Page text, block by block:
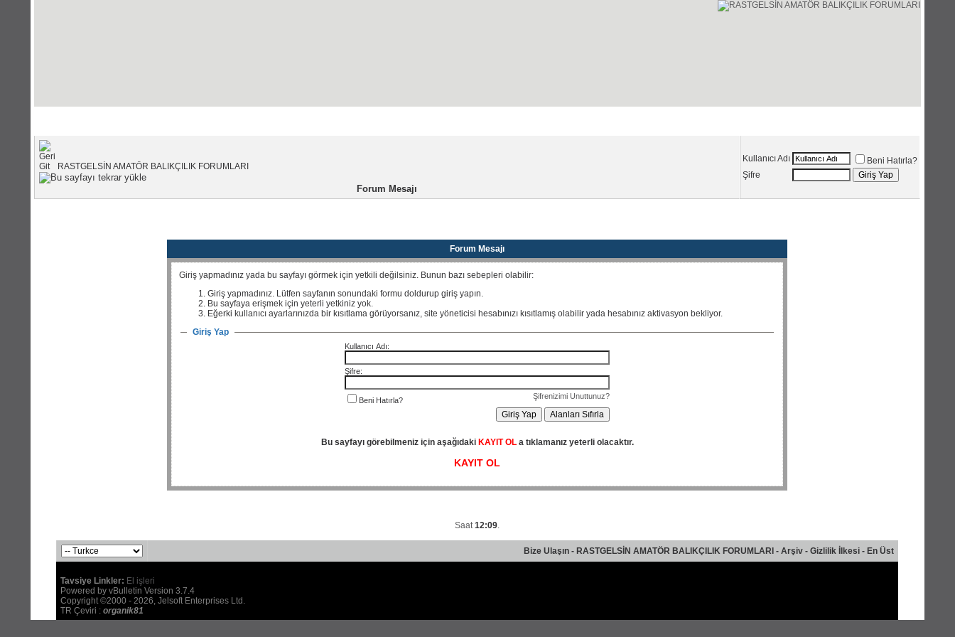
RASTGELSİN AMATÖR BALIKÇILIK FORUMLARI
Forum Mesajı
Kullanıcı Adı
Beni Hatırla?
Şifre
Forum Mesajı
Giriş yapmadınız yada bu sayfayı görmek için yetkili değilsiniz. Bunun bazı sebepleri olabilir:
Giriş yapmadınız. Lütfen sayfanın sonundaki formu doldurup giriş yapın.
Bu sayfaya erişmek için yeterli yetkiniz yok.
Eğerki kullanıcı ayarlarınızda bir kısıtlama görüyorsanız, site yöneticisi hesabınızı kısıtlamış olabilir yada hesabınız aktivasyon bekliyor.
Giriş Yap
Kullanıcı Adı:
Şifre:
Şifrenizimi Unuttunuz?
Beni Hatırla?
Bu sayfayı görebilmeniz için aşağıdaki KAYIT OLa tıklamanız yeterli olacaktır.
KAYIT OL
Saat12:09.
Bize Ulaşın - RASTGELSİN AMATÖR BALIKÇILIK FORUMLARI -Arşiv -Gizlilik İlkesi - En Üst
Tavsiye Linkler: El işleri
Powered by vBulletin Version 3.7.4
Copyright ©2000 - 2026, Jelsoft Enterprises Ltd.
TR Çeviri :organik81